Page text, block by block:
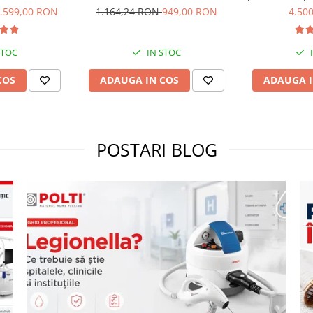
kPa, 0.6 l, 71
RON
Pulse 600 g
1.164,24 RON949,00 RON
IN STOC
ADAUGA IN COS
si
ADAUGA
POSTARI BLOG